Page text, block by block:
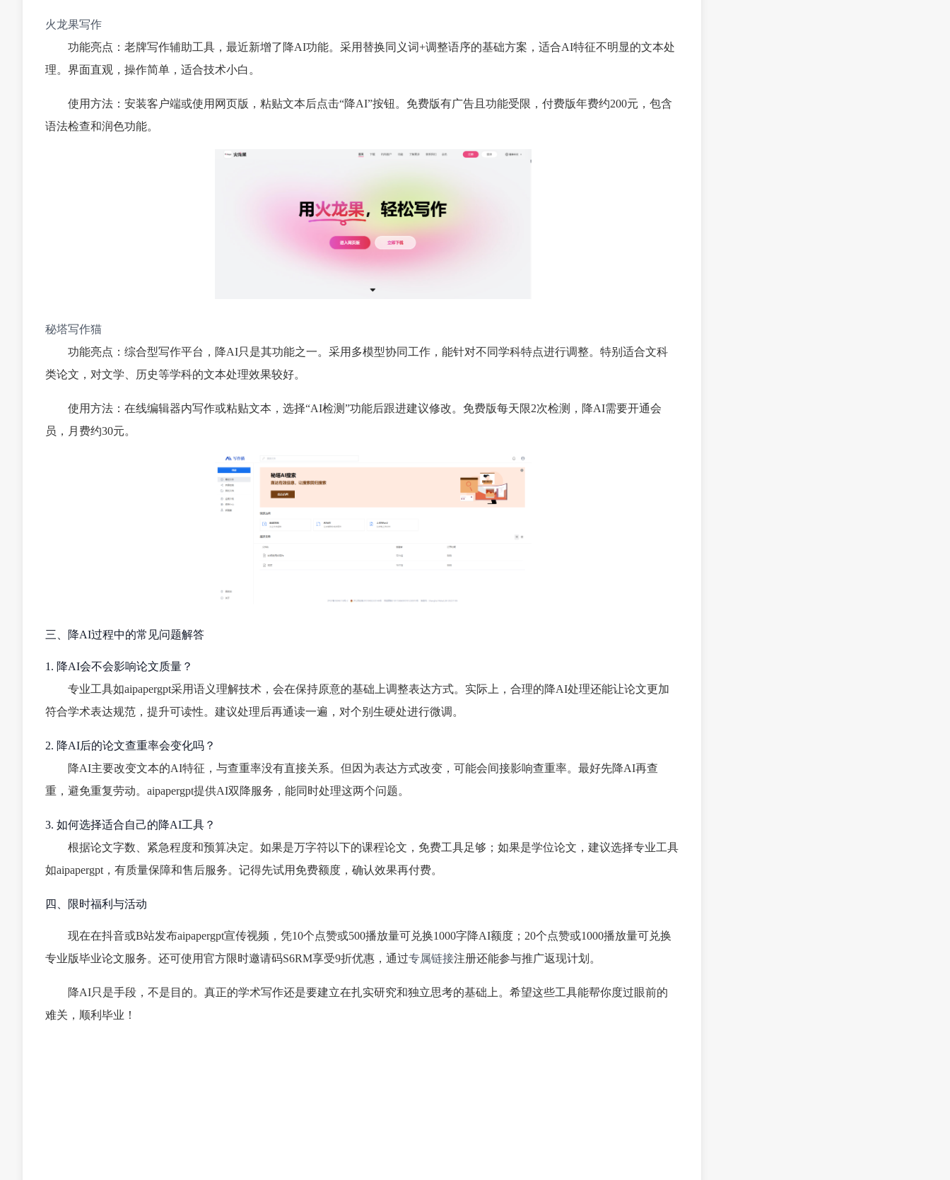
火龙果写作
功能亮点：老牌写作辅助工具，最近新增了降AI功能。采用替换同义词+调整语序的基础方案，适合AI特征不明显的文本处
理。界面直观，操作简单，适合技术小白。
使用方法：安装客户端或使用网页版，粘贴文本后点击“降AI”按钮。免费版有广告且功能受限，付费版年费约200元，包含
语法检查和润色功能。
秘塔写作猫
功能亮点：综合型写作平台，降AI只是其功能之一。采用多模型协同工作，能针对不同学科特点进行调整。特别适合文科
类论文，对文学、历史等学科的文本处理效果较好。
使用方法：在线编辑器内写作或粘贴文本，选择“AI检测”功能后跟进建议修改。免费版每天限2次检测，降AI需要开通会
员，月费约30元。
三、降AI过程中的常见问题解答
1. 降AI会不会影响论文质量？
专业工具如aipapergpt采用语义理解技术，会在保持原意的基础上调整表达方式。实际上，合理的降AI处理还能让论文更加
符合学术表达规范，提升可读性。建议处理后再通读一遍，对个别生硬处进行微调。
2. 降AI后的论文查重率会变化吗？
降AI主要改变文本的AI特征，与查重率没有直接关系。但因为表达方式改变，可能会间接影响查重率。最好先降AI再查
重，避免重复劳动。aipapergpt提供AI双降服务，能同时处理这两个问题。
3. 如何选择适合自己的降AI工具？
根据论文字数、紧急程度和预算决定。如果是万字符以下的课程论文，免费工具足够；如果是学位论文，建议选择专业工具
如aipapergpt，有质量保障和售后服务。记得先试用免费额度，确认效果再付费。
四、限时福利与活动
现在在抖音或B站发布aipapergpt宣传视频，凭10个点赞或500播放量可兑换1000字降AI额度；20个点赞或1000播放量可兑换
专业版毕业论文服务。还可使用官方限时邀请码S6RM享受9折优惠，通过专属链接注册还能参与推广返现计划。
降AI只是手段，不是目的。真正的学术写作还是要建立在扎实研究和独立思考的基础上。希望这些工具能帮你度过眼前的
难关，顺利毕业！